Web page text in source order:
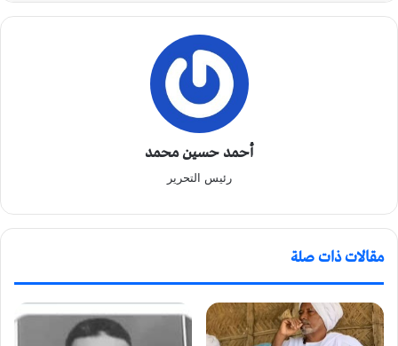
أحمد حسين محمد
رئيس التحرير
مقالات ذات صلة